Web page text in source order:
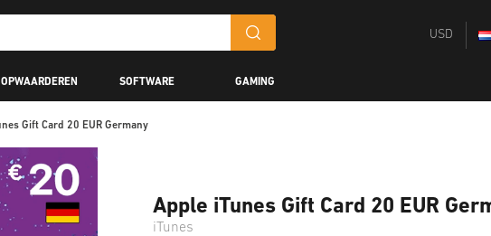
USD
SOFTWARE GAMING
Gift Card 20 EUR Germany
Apple iTunes Gift Card 20 EUR
iTunes